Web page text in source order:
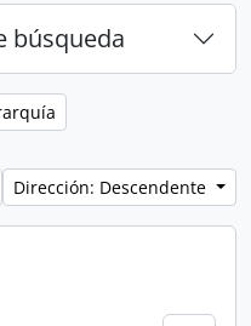
búsqueda
Dirección: Descendente